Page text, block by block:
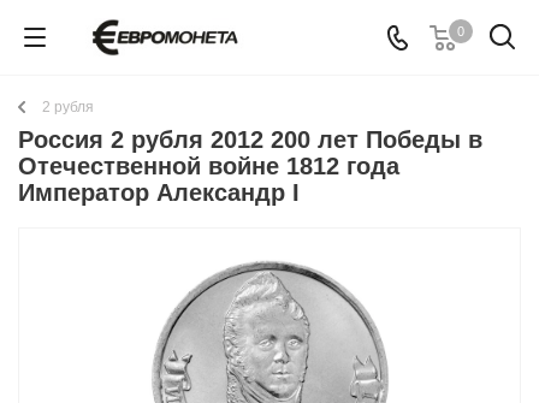
0
2 рубля
Россия 2 рубля 2012 200 лет Победы в
Отечественной войне 1812 года
Император Александр I